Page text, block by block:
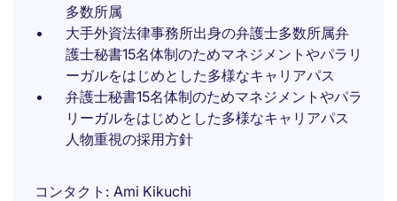
多数所属
大手外資法律事務所出身の弁護士多数所属弁
護士秘書15名体制のためマネジメントやパラリ
ーガルをはじめとした多様なキャリアパス
弁護士秘書15名体制のためマネジメントやパラ
リーガルをはじめとした多様なキャリアパス
人物重視の採用方針
コンタクト
Ami Kikuchi